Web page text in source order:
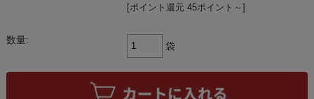
[ポイント還元 45ポイント～]
数量:
袋